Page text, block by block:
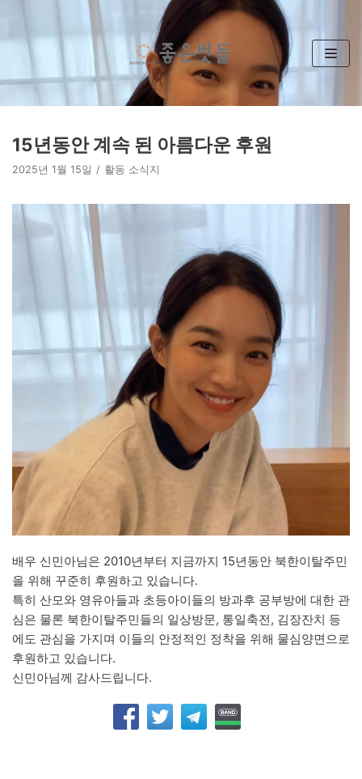
텐
로
뛰
기
15년동안 계속 된 아름다운 후원
2025년 1월 15일 활동 소식지
배우 신민아님은 2010년부터 지금까지 15년동안 북한이탈주민
을 위해 꾸준히 후원하고 있습니다.
특히 산모와 영유아들과 초등아이들의 방과후 공부방에 대한 관
심은 물론 북한이탈주민들의 일상방문, 통일축전, 김장잔치 등
에도 관심을 가지며 이들의 안정적인 정착을 위해 물심양면으로
후원하고 있습니다.
신민아님께 감사드립니다.